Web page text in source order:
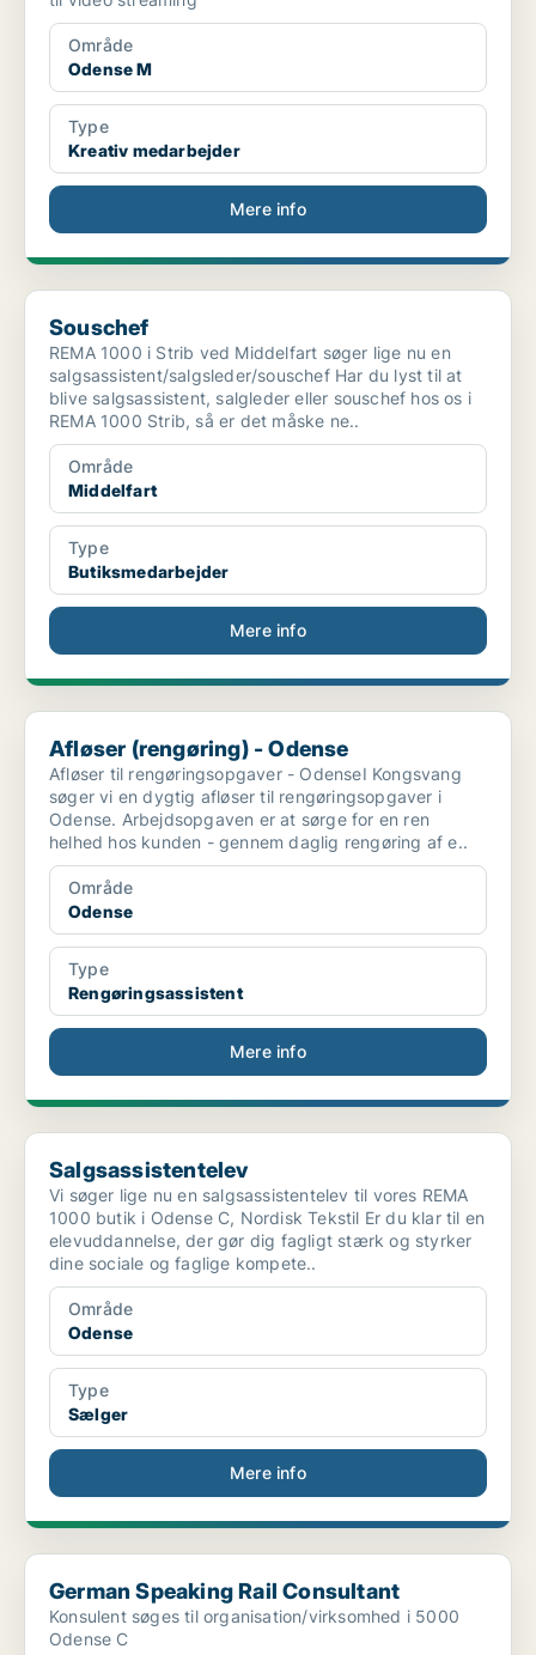
Område
Odense M
Type
Kreativ medarbejder
Mere info
Souschef
Souschef
REMA 1000 i Strib ved Middelfart søger lige nu en
salgsassistent/salgsleder/souschef Har du lyst til at
blive salgsassistent, salgleder eller souschef hos os i
REMA 1000 Strib, så er det måske ne..
Område
Middelfart
Type
Butiksmedarbejder
Mere info
Afløser (rengøring) - Odense
Afløser (rengøring) - Odense
Afløser til rengøringsopgaver - OdenseI Kongsvang
søger vi en dygtig afløser til rengøringsopgaver i
Odense. Arbejdsopgaven er at sørge for en ren
helhed hos kunden - gennem daglig rengøring af e..
Område
Odense
Type
Rengøringsassistent
Mere info
Salgsassistentelev
Salgsassistentelev
Vi søger lige nu en salgsassistentelev til vores REMA
1000 butik i Odense C, Nordisk Tekstil Er du klar til en
elevuddannelse, der gør dig fagligt stærk og styrker
dine sociale og faglige kompete..
Område
Odense
Type
Sælger
Mere info
German Speaking Rail Consultant
German Speaking Rail Consultant
Konsulent søges til organisation/virksomhed i 5000
Odense C